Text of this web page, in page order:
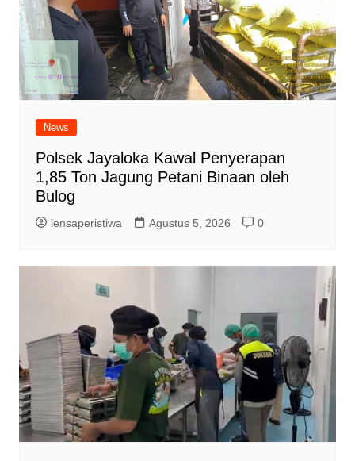
News
Polsek Jayaloka Kawal Penyerapan
1,85 Ton Jagung Petani Binaan oleh
Bulog
lensaperistiwa Agustus 5, 2026 0